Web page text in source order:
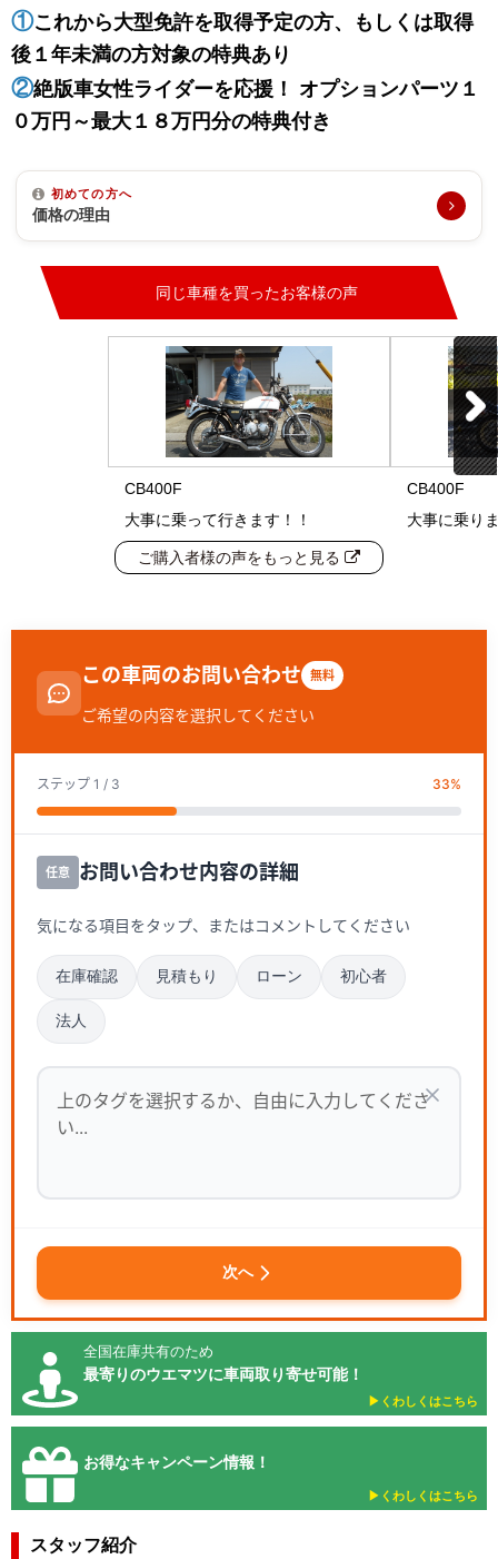
①これから大型免許を取得予定の方、もしくは取得
後１年未満の方対象の特典あり
②絶版車女性ライダーを応援！ オプションパーツ１
０万円～最大１８万円分の特典付き
初めての方へ
価格の理由
同じ車種を買ったお客様の声
CB400F
大事に乗って行きます！！
CB400F
大事に乗り
ご購入者様の声をもっと見る
この車両のお問い合わせ 無料
ご希望の内容を選択してください
ステップ 1 / 3 33%
任意 お問い合わせ内容の詳細
気になる項目をタップ、またはコメントしてください
在庫確認 見積もり ローン 初心者
法人
次へ
全国在庫共有のため
最寄りのウエマツに車両取り寄せ可能！
▶︎くわしくはこちら
お得なキャンペーン情報！
▶︎くわしくはこちら
スタッフ紹介